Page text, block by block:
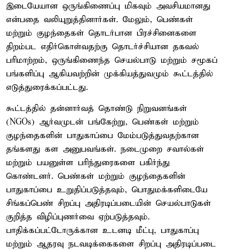
இடையேயான ஒருங்கிணைப்பு மிகவும் அவசியமானது
என்பதை வலியுறுத்தினார்கள். மேலும், பெண்கள்
மற்றும் குழந்தைகள் தொடர்பான பிரச்சினைகளை
திறம்பட எதிர்கொள்வதற்கு தொடர்ச்சியான தகவல்
பரிமாற்றம், ஒருங்கிணைந்த செயல்பாடு மற்றும் சமூகப்
பங்களிப்பு ஆகியவற்றின் முக்கியத்துவமும் கூட்டத்தில்
எடுத்துரைக்கப்பட்டது.
கூட்டத்தில் தன்னார்வத் தொண்டு நிறுவனங்கள்
(NGOs) ஆர்வமுடன் பங்கேற்று, பெண்கள் மற்றும்
குழந்தைகளின் பாதுகாப்பை மேம்படுத்துவதற்கான
தங்களது கள அனுபவங்கள். நடைமுறை சவால்கள்
மற்றும் பயனுள்ள பரிந்துரைகளை பகிர்ந்து
கொண்டனர். பெண்கள் மற்றும் குழந்தைகளின்
பாதுகாப்பை உறுதிப்படுத்தவும், பொதுமக்களிடையே
சிங்கப்பெண் சிறப்பு அதிரடிப்படையின் செயல்பாடுகள்
குறித்த விழிப்புணர்வை ஏற்படுத்தவும்.
பாதிக்கப்பட்டோருக்கான உடனடி மீட்பு, பாதுகாப்பு
மற்றும் ஆதரவு நடவடிக்கைகளை சிறப்பு அதிரடிப்படை